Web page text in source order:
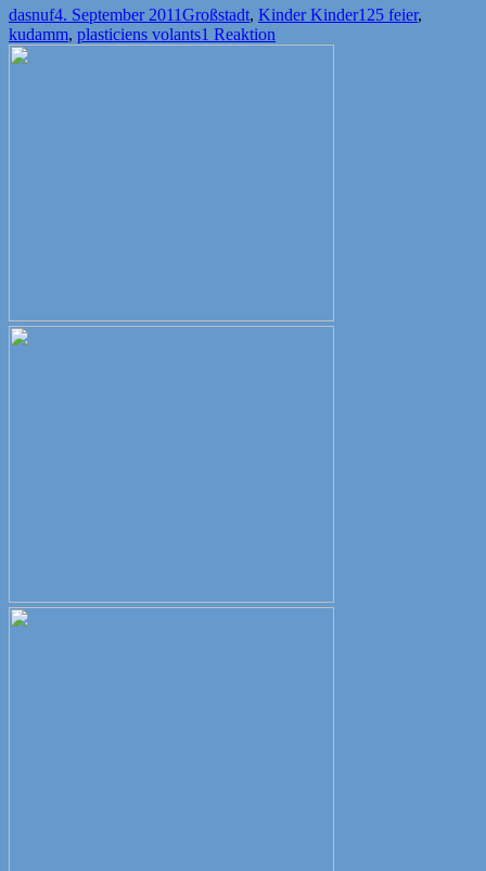
Autor
dasnufVeröffentlicht
am
4. September 2011Kategorien
Großstadt, Kinder KinderSchlagwörter
125 feier,
kudamm, plasticiens volants1 Reaktion